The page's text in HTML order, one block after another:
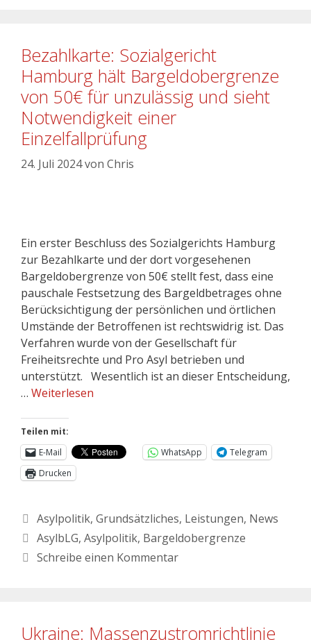
Bezahlkarte: Sozialgericht
Hamburg hält Bargeldobergrenze
von 50€ für unzulässig und sieht
Notwendigkeit einer
Einzelfallprüfung
24. Juli 2024von Chris
Ein erster Beschluss des Sozialgerichts Hamburg
zur Bezahlkarte und der dort vorgesehenen
Bargeldobergrenze von 50€ stellt fest, dass eine
pauschale Festsetzung des Bargeldbetrages ohne
Berücksichtigung der persönlichen und örtlichen
Umstände der Betroffenen ist rechtswidrig ist. Das
Verfahren wurde von der Gesellschaft für
Freiheitsrechte und Pro Asyl betrieben und
unterstützt. Wesentlich ist an dieser Entscheidung,
… Weiterlesen
Teilen mit:
E-Mail
WhatsApp
Telegram
Drucken
Asylpolitik, Grundsätzliches, Leistungen, News
AsylbLG, Asylpolitik, Bargeldobergrenze
Schreibe einen Kommentar
Ukraine: Massenzustromrichtlinie